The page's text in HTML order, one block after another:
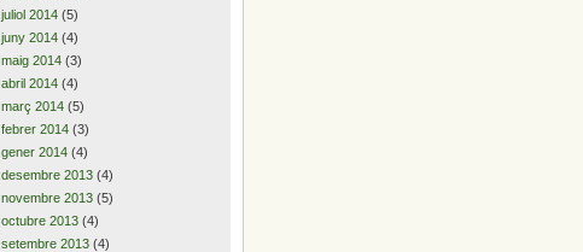
juliol 2014 (5)
juny 2014 (4)
maig 2014 (3)
abril 2014 (4)
març 2014 (5)
febrer 2014 (3)
gener 2014 (4)
desembre 2013 (4)
novembre 2013 (5)
octubre 2013 (4)
setembre 2013 (4)